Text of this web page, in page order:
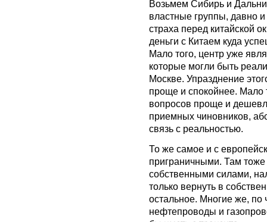
Возьмем Сибирь и
властные группы, давно
страха перед китайской
деньги с Китаем куда
Мало того, центр уже
которые могли быть
Москве. Упразднение
проще и спокойнее. Мало
вопросов проще и
приемных чиновников,
связь с реальностью.
То же самое и с
приграничными. Там
собственными силами,
только вернуть в
остальное. Многие же, по
нефтепроводы и